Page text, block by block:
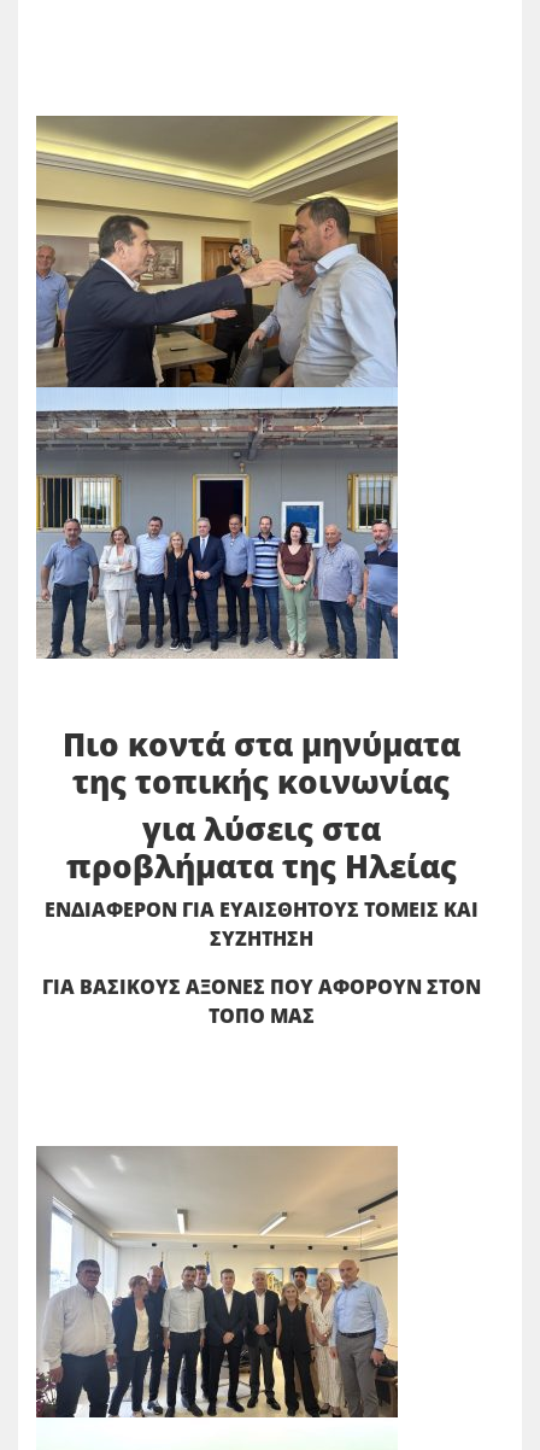
Πιο κοντά στα μηνύματα
της τοπικής κοινωνίας
για λύσεις στα
προβλήματα της Ηλείας
ΕΝΔΙΑΦΕΡΟΝ ΓΙΑ ΕΥΑΙΣΘΗΤΟΥΣ ΤΟΜΕΙΣ ΚΑΙ
ΣΥΖΗΤΗΣΗ
ΓΙΑ ΒΑΣΙΚΟΥΣ ΑΞΟΝΕΣ ΠΟΥ ΑΦΟΡΟΥΝ ΣΤΟΝ
ΤΟΠΟ ΜΑΣ